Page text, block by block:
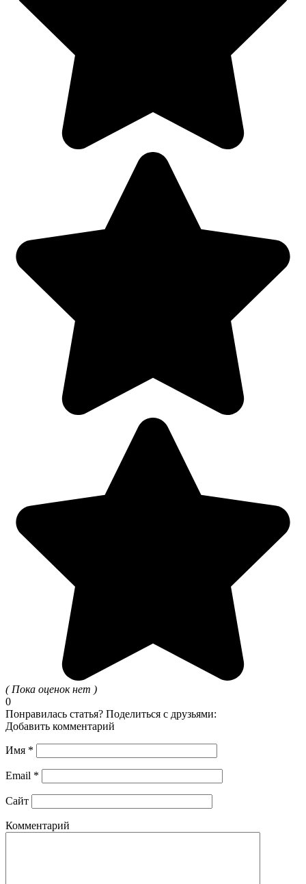
( Пока оценок нет )
0
Понравилась статья? Поделиться с друзьями:
Добавить комментарий
Имя *
Email *
Сайт
Комментарий